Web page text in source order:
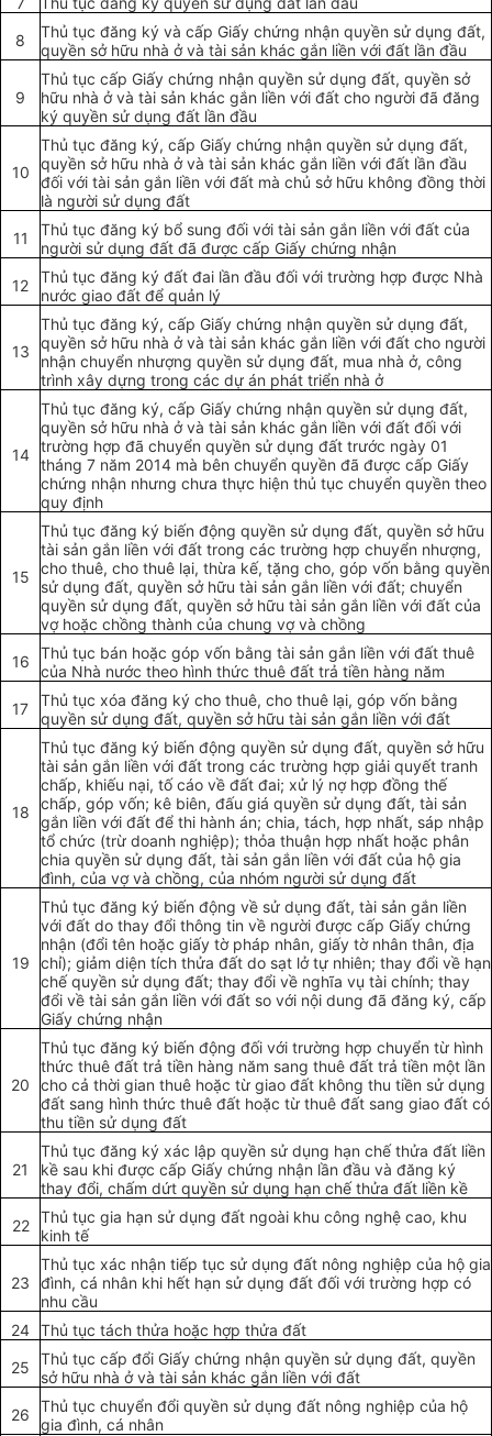
8
Thủ tục đăng ký và cấp Giấy chứng nhận quyền sử dụng đất,
quyền sở hữu nhà ở và tài sản khác gắn liền với đất lần đầu
9
Thủ tục cấp Giấy chứng nhận quyền sử dụng đất, quyền sở
hữu nhà ở và tài sản khác gắn liền với đất cho người đã đăng
ký quyền sử dụng đất lần đầu
10
Thủ tục đăng ký, cấp Giấy chứng nhận quyền sử dụng đất,
quyền sở hữu nhà ở và tài sản khác gắn liền với đất lần đầu
đối với tài sản gắn liền với đất mà chủ sở hữu không đồng thời
là người sử dụng đất
11
Thủ tục đăng ký bổ sung đối với tài sản gắn liền với đất của
người sử dụng đất đã được cấp Giấy chứng nhận
12
Thủ tục đăng ký đất đai lần đầu đối với trường hợp được Nhà
nước giao đất để quản lý
13
Thủ tục đăng ký, cấp Giấy chứng nhận quyền sử dụng đất,
quyền sở hữu nhà ở và tài sản khác gắn liền với đất cho người
nhận chuyển nhượng quyền sử dụng đất, mua nhà ở, công
trình xây dựng trong các dự án phát triển nhà ở
14
Thủ tục đăng ký, cấp Giấy chứng nhận quyền sử dụng đất,
quyền sở hữu nhà ở và tài sản khác gắn liền với đất đối với
trường hợp đã chuyển quyền sử dụng đất trước ngày 01
tháng 7 năm 2014 mà bên chuyển quyền đã được cấp Giấy
chứng nhận nhưng chưa thực hiện thủ tục chuyển quyền theo
quy định
15
Thủ tục đăng ký biến động quyền sử dụng đất, quyền sở hữu
tài sản gắn liền với đất trong các trường hợp chuyển nhượng,
cho thuê, cho thuê lại, thừa kế, tặng cho, góp vốn bằng quyền
sử dụng đất, quyền sở hữu tài sản gắn liền với đất; chuyển
quyền sử dụng đất, quyền sở hữu tài sản gắn liền với đất của
vợ hoặc chồng thành của chung vợ và chồng
16
Thủ tục bán hoặc góp vốn bằng tài sản gắn liền với đất thuê
của Nhà nước theo hình thức thuê đất trả tiền hàng năm
17
Thủ tục xóa đăng ký cho thuê, cho thuê lại, góp vốn bằng
quyền sử dụng đất, quyền sở hữu tài sản gắn liền với đất
18
Thủ tục đăng ký biến động quyền sử dụng đất, quyền sở hữu
tài sản gắn liền với đất trong các trường hợp giải quyết tranh
chấp, khiếu nại, tốcáo về đất đai; xử lý nợ hợp đồng thế
chấp, góp vốn; kê biên, đấu giá quyền sử dụng đất, tài sản
gắn liền với đất để thi hành án; chia, tách, hợp nhất, sáp nhập
tổ chức (trừ doanh nghiệp); thỏa thuận hợp nhất hoặc phân
chia quyền sử dụng đất, tài sản gắn liền với đất của hộ gia
đình, của vợ và chồng, của nhóm người sử dụng đất
19
Thủ tục đăng ký biến động về sử dụng đất, tài sản gắn liền
với đất do thay đổi thông tin về người được cấp Giấy chứng
nhận (đổi tên hoặc giấy tờ pháp nhân, giấy tờ nhân thân, địa
chỉ); giảm diện tích thửa đất do sạt lở tự nhiên; thay đổi về hạn
chế quyền sử dụng đất; thay đổi về nghĩa vụ tài chính; thay
đổi về tài sản gắn liền với đất so với nội dung đã đăng ký, cấp
Giấy chứng nhận
20
Thủ tục đăng ký biến động đối với trường hợp chuyển từ hình
thức thuê đất trả tiền hàng năm sang thuê đất trả tiền một lần
cho cả thời gian thuê hoặc từ giao đất không thu tiền sử dụng
đất sang hình thức thuê đất hoặc từ thuê đất sang giao đất có
thu tiền sử dụng đất
21
Thủ tục đăng ký xác lập quyền sử dụng hạn chế thửa đất liền
kề sau khi được cấp Giấy chứng nhận lần đầu và đăng ký
thay đổi, chấm dứt quyền sử dụng hạn chế thửa đất liền kề
22
Thủ tục gia hạn sử dụng đất ngoài khu công nghệ cao, khu
kinh tế
23
Thủ tục xác nhận tiếp tục sử dụng đất nông nghiệp của hộ gia
đình, cá nhân khi hết hạn sử dụng đất đối với trường hợp có
nhu cầu
24 Thủ tục tách thửa hoặc hợp thửa đất
25
Thủ tục cấp đổi Giấy chứng nhận quyền sử dụng đất, quyền
sở hữu nhà ở và tài sản khác gắn liền với đất
26
Thủ tục chuyển đổi quyền sử dụng đất nông nghiệp của hộ
gia đình, cá nhân